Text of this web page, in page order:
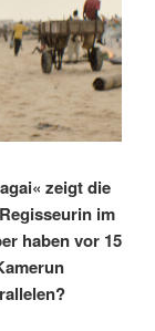
zeigt die
im
haben vor 15